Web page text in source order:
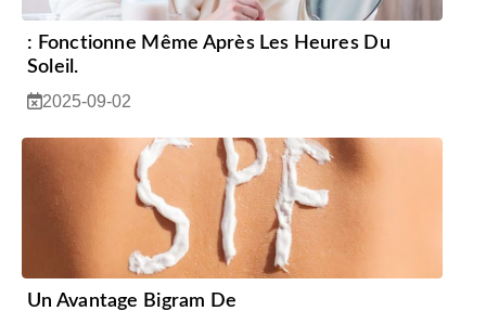
: Fonctionne Même Après Les Heures Du
Soleil.
2025-09-02
Un Avantage Bigram De